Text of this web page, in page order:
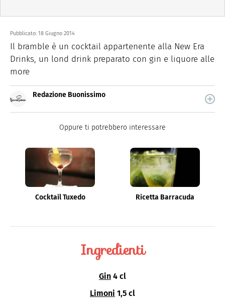
Pubblicato: 18 Giugno 2014
Il bramble è un cocktail appartenente alla New Era
Drinks, un lond drink preparato con gin e liquore alle
more
Redazione Buonissimo
quale trovi idee veloci, facili e spiegate passo passo.
Oppure ti potrebbero interessare
Cocktail Tuxedo Ricetta Barracuda
Ingredienti
Gin 4 cl
Limoni 1,5 cl